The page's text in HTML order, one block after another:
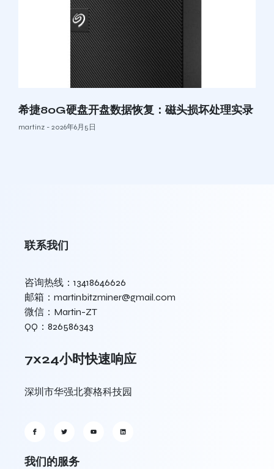
希捷80G硬盘开盘数据恢复：磁头损坏处理实录
martinz 2026年6月5日
联系我们
咨询热线：13418646626
邮箱：martinbitzminer@gmail.com
微信：Martin-ZT
QQ：826586343
7x24小时快速响应
深圳市华强北赛格科技园
我们的服务